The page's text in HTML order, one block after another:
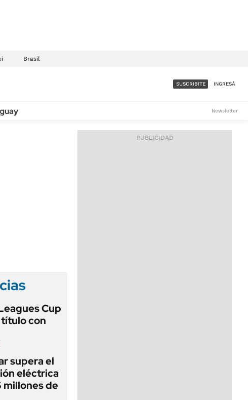
Brasil
ACCESO FULL - $1.800/MES
SUSCRIBITE INGRESÁ
Newsletter
Cup
con
supera el
eléctrica
millones de